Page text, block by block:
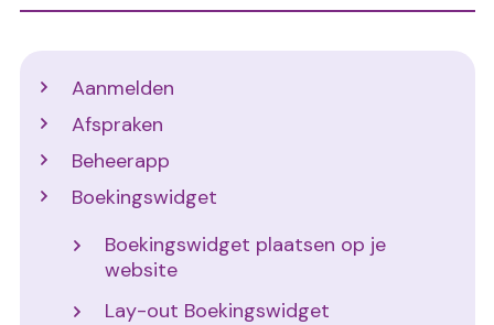
Aanmelden
Afspraken
Beheerapp
Boekingswidget
Boekingswidget plaatsen op je
website
Lay-out Boekingswidget